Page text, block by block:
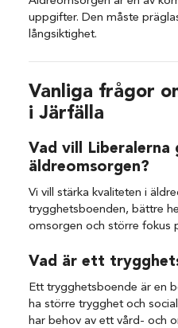
uppgifter. Den måste
långsiktighet.
Vanliga frågor
i Järfälla
Vad vill
äldreomsorgen?
Vi vill stärka kvaliteten i
trygghetsboenden, bättre
omsorgen och större fokus
Vad är ett
Ett trygghetsboende är en
ha större trygghet och
har behov av ett vård- och